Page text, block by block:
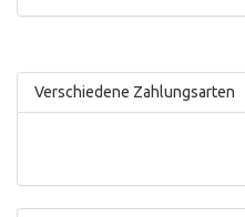
Verschiedene Zahlungsarten